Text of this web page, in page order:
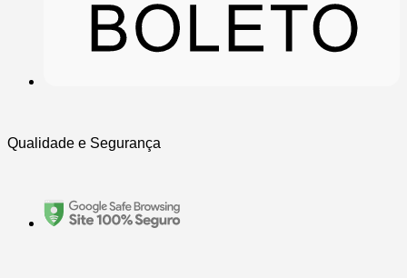
Qualidade e Segurança